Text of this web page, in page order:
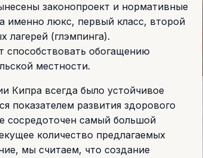
законопроект и нормативные
именно люкс, первый класс, второй
лагерей (глэмпинга).
способствовать обогащению
местности.
Кипра всегда было устойчивое
показателем развития здорового
сосредоточен самый большой
количество предлагаемых
мы считаем, что создание